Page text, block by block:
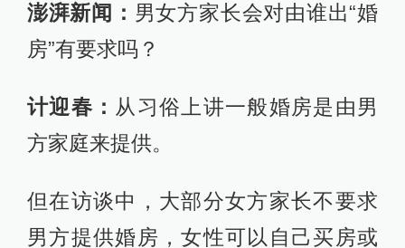
澎湃新闻： 男女方家长会对由谁出“婚
房”有要求吗？
计迎春： 从习俗上讲一般婚房是由男
方家庭来提供。
但在访谈中，大部分女方家长不要求
男方提供婚房，女性可以自己买房或